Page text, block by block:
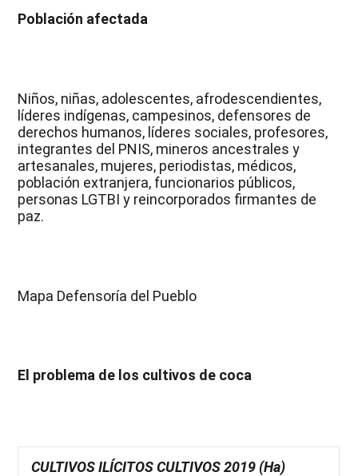
Población afectada
Niños, niñas, adolescentes, afrodescendientes,
líderes indígenas, campesinos, defensores de
derechos humanos, líderes sociales, profesores,
integrantes del PNIS, mineros ancestrales y
artesanales, mujeres, periodistas, médicos,
población extranjera, funcionarios públicos,
personas LGTBI y reincorporados firmantes de
paz.
Mapa Defensoría del Pueblo
El problema de los cultivos de coca
CULTIVOS ILÍCITOS CULTIVOS 2019 (Ha)